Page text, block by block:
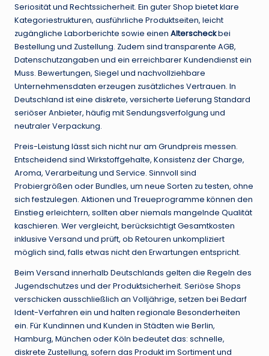
Seriosität und Rechtssicherheit. Ein guter Shop bietet klare
Kategoriestrukturen, ausführliche Produktseiten, leicht
zugängliche Laborberichte sowie einen Alterscheckbei
Bestellung und Zustellung. Zudem sind transparente AGB,
Datenschutzangaben und ein erreichbarer Kundendienst ein
Muss. Bewertungen, Siegel und nachvollziehbare
Unternehmensdaten erzeugen zusätzliches Vertrauen. In
Deutschland ist eine diskrete, versicherte Lieferung Standard
seriöser Anbieter, häufig mit Sendungsverfolgung und
neutraler Verpackung.
Preis-Leistung lässt sich nicht nur am Grundpreis messen.
Entscheidend sind Wirkstoffgehalte, Konsistenz der Charge,
Aroma, Verarbeitung und Service. Sinnvoll sind
Probiergrößen oder Bundles, um neue Sorten zu testen, ohne
sich festzulegen. Aktionen und Treueprogramme können den
Einstieg erleichtern, sollten aber niemals mangelnde Qualität
kaschieren. Wer vergleicht, berücksichtigt Gesamtkosten
inklusive Versand und prüft, ob Retouren unkompliziert
möglich sind, falls etwas nicht den Erwartungen entspricht.
Beim Versand innerhalb Deutschlands gelten die Regeln des
Jugendschutzes und der Produktsicherheit. Seriöse Shops
verschicken ausschließlich an Volljährige, setzen bei Bedarf
Ident-Verfahren ein und halten regionale Besonderheiten
ein. Für Kundinnen und Kunden in Städten wie Berlin,
Hamburg, München oder Köln bedeutet das: schnelle,
diskrete Zustellung, sofern das Produkt im Sortiment und